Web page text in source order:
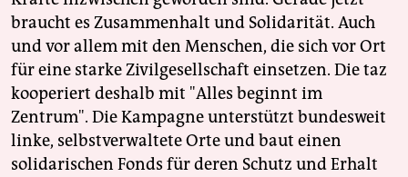
braucht es Zusammenhalt und Solidarität. Auch
und vor allem mit den Menschen, die sich vor Ort
für eine starke Zivilgesellschaft einsetzen. Die taz
kooperiert deshalb mit "Alles beginnt im
Zentrum". Die Kampagne unterstützt bundesweit
linke, selbstverwaltete Orte und baut einen
solidarischen Fonds für deren Schutz und Erhalt